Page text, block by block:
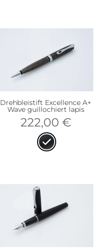
Drehbleistift Excellence A+
Wave guillochiert lapis
222,00 €